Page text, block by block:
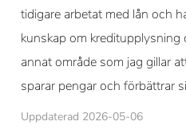
tidigare arbetat med lån och
kunskap om
annat område som jag gillar
sparar pengar och förbättrar
Uppdaterad 2026-05-06